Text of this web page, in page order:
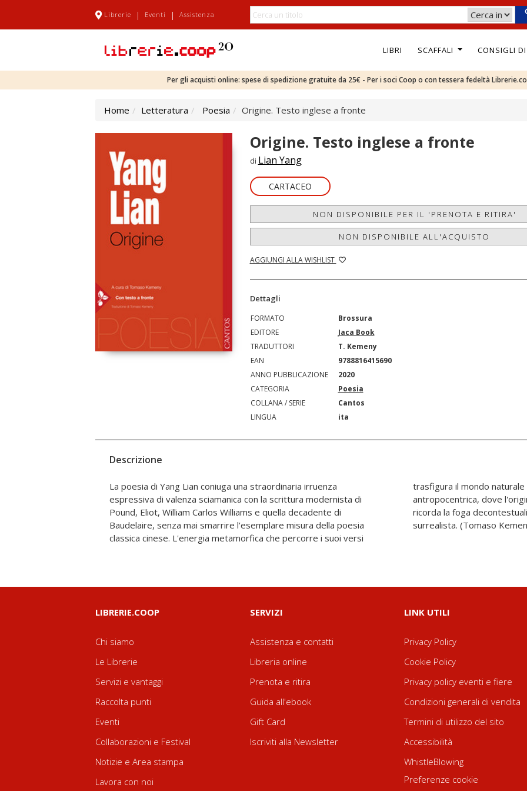
Librerie | Eventi | Assistenza
LIBRI SCAFFALI CONSIGLI
Per gli acquisti online: spese di spedizione gratuite da 25€ - Per i soci Coop o con tessera fedeltà
Home Letteratura Poesia Origine. Testo inglese a fronte
Origine. Testo inglese a fronte
di Lian Yang
CARTACEO
NON DISPONIBILE PER IL 'PRENOTA E RITIRA'
NON DISPONIBILE ALL'ACQUISTO
AGGIUNGI ALLA WISHLIST
Dettagli
FORMATO
Brossura
EDITORE
Jaca Book
TRADUTTORI
T. Kemeny
EAN
9788816415690
ANNO PUBBLICAZIONE
2020
CATEGORIA
Poesia
COLLANA / SERIE
Cantos
LINGUA
ita
Descrizione
La poesia di Yang Lian coniuga una straordinaria irruenza
espressiva di valenza sciamanica con la scrittura modernista di
Pound, Eliot, William Carlos Williams e quella decadente di
Baudelaire, senza mai smarrire l'esemplare misura della poesia
classica cinese. L'energia metamorfica che percorre i suoi versi
trasfigura il mondo naturale e storico secondo una morfologia
antropocentrica, dove l'originale reinvenzione del meraviglioso
ricorda la foga decontestualizzante della «scrittura automatica»
surrealista. (Tomaso
LIBRERIE.COOP
Chi siamo
Le Librerie
Servizi e vantaggi
Raccolta punti
Eventi
Collaborazioni e Festival
Notizie e Area stampa
Lavora con noi
SERVIZI
Assistenza e contatti
Libreria online
Prenota e ritira
Guida all'ebook
Gift Card
Iscriviti alla Newsletter
LINK UTILI
Privacy Policy
Cookie Policy
Privacy policy eventi e fiere
Condizioni generali di vendita
Termini di utilizzo del sito
Accessibilità
WhistleBlowing
Preferenze cookie